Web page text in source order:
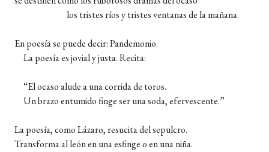
los tristes ríos y tristes ventanas de la mañana.
En poesía se puede decir: Pandemonio.
La poesía es jovial y justa. Recita:
“El ocaso alude a una corrida de toros.
Un brazo entumido finge ser una soda, efervescente.”
La poesía, como Lázaro, resucita del sepulcro.
Transforma al león en una esfinge o en una niña.